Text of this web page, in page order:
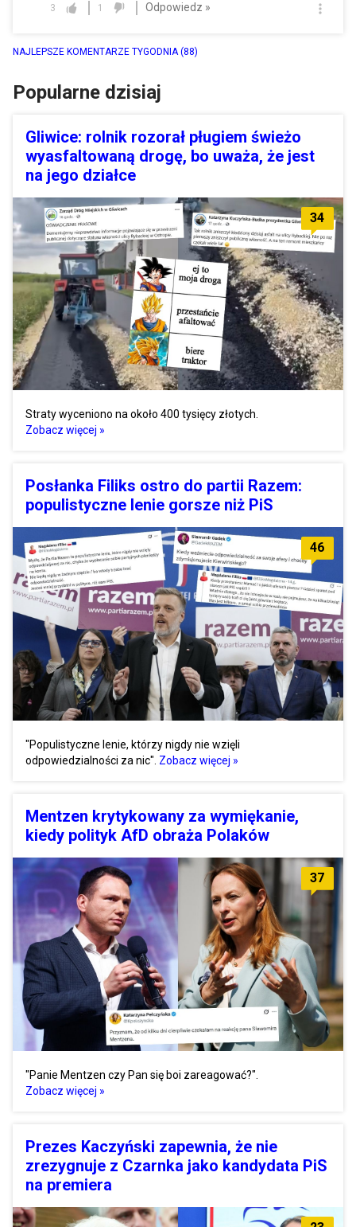
3 1 Odpowiedz »
NAJLEPSZE KOMENTARZE TYGODNIA (88)
Popularne dzisiaj
Gliwice: rolnik rozorał pługiem świeżo
wyasfaltowaną drogę, bo uważa, że jest
na jego działce
34
Straty wyceniono na około 400 tysięcy złotych.
Zobacz więcej »
Posłanka Filiks ostro do partii Razem:
populistyczne lenie gorsze niż PiS
46
"Populistyczne lenie, którzy nigdy nie wzięli
odpowiedzialności za nic". Zobacz więcej »
Mentzen krytykowany za wymiękanie,
kiedy polityk AfD obraża Polaków
37
"Panie Mentzen czy Pan się boi zareagować?".
Zobacz więcej »
Prezes Kaczyński zapewnia, że nie
zrezygnuje z Czarnka jako kandydata PiS
na premiera